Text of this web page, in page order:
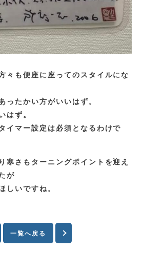
々も便座に座ってのスタイルにな
ったかい方がいいはず。
はず。
イマー設定は必須となるわけで
寒さもターニングポイントを迎え
が
しいですね。
一覧へ戻る